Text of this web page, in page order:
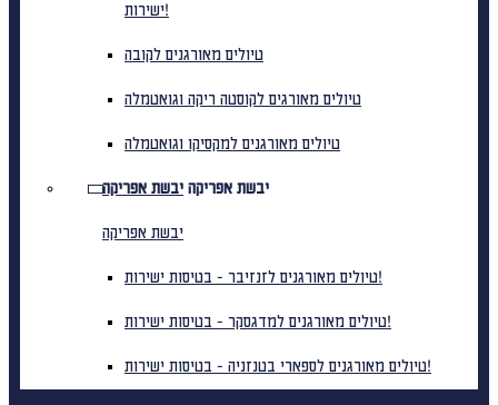
ישירות!
טיולים מאורגנים לקובה
טיולים מאורגים לקוסטה ריקה וגואטמלה
טיולים מאורגנים למקסיקו וגואטמלה
יבשת אפריקה יבשת אפריקה
יבשת אפריקה
טיולים מאורגנים לזנזיבר - בטיסות ישירות!
טיולים מאורגנים למדגסקר - בטיסות ישירות!
טיולים מאורגנים לספארי בטנזניה - בטיסות ישירות!